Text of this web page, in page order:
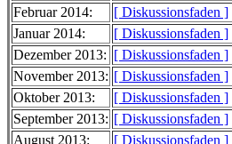
Februar 2014:
[ Diskussionsfaden ]
Januar 2014:
[ Diskussionsfaden ]
Dezember 2013: [ Diskussionsfaden ]
November 2013: [ Diskussionsfaden ]
Oktober 2013:
[ Diskussionsfaden ]
September 2013: [ Diskussionsfaden ]
August 2013:
[ Diskussionsfaden ]